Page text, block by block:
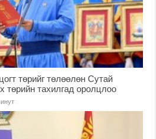
төрийг төлөөлөн Сутай
төрийн тахилгад оролцлоо